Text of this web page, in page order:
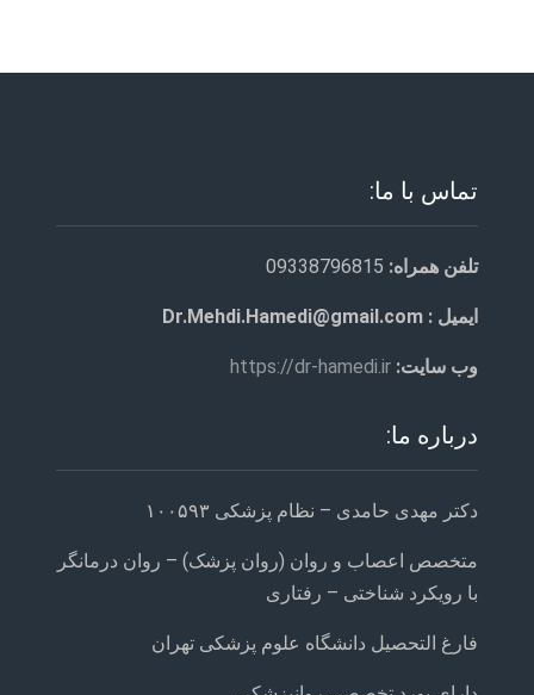
تماس با ما:
تلفن همراه: 09338796815
ایمیل : Dr.Mehdi.Hamedi@gmail.com
وب سایت: https://dr-hamedi.ir
درباره ما:
دکتر مهدی حامدی – نظام پزشکی ۱۰۰۵۹۳
متخصص اعصاب و روان (روان پزشک) – روان درمانگر
با رویکرد شناختی – رفتاری
فارغ التحصیل دانشگاه علوم پزشکی تهران